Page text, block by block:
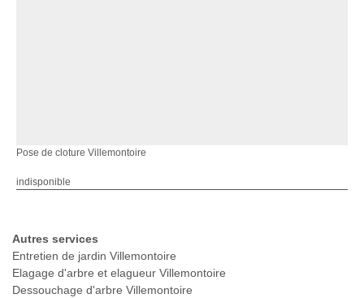
Pose de cloture Villemontoire
indisponible
Autres services
Entretien de jardin Villemontoire
Elagage d'arbre et elagueur Villemontoire
Dessouchage d'arbre Villemontoire